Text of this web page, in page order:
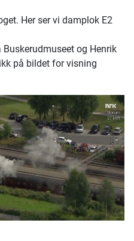
Her ser vi damplok E2
Buskerudmuseet og Henrik
på bildet for visning